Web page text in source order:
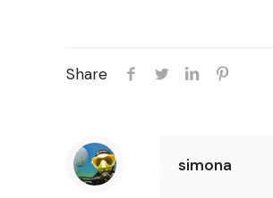
Share
simona